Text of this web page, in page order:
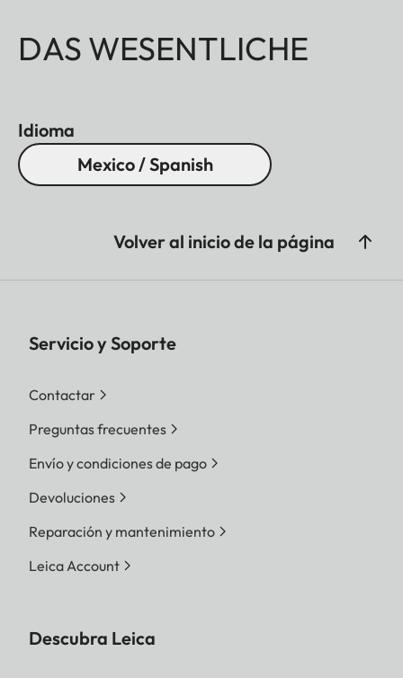
DAS WESENTLICHE
Idioma
Mexico / Spanish
Volver al inicio de la página
Servicio y Soporte
Contactar
Preguntas frecuentes
Envío y condiciones de pago
Devoluciones
Reparación y mantenimiento
Leica Account
Descubra Leica